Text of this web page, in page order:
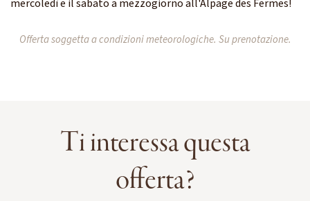
mercoledì e il sabato a mezzogiorno all'Alpage des Fermes!
Offerta soggetta a condizioni meteorologiche. Su prenotazione.
Ti interessa questa
offerta?